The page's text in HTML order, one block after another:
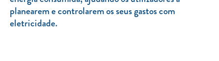
planearem e controlarem os seus gastos com
eletricidade.